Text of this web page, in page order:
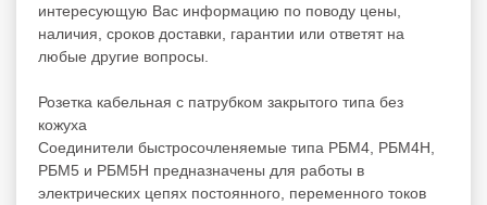
интересующую Вас информацию по поводу цены,
наличия, сроков доставки, гарантии или ответят на
любые другие вопросы.
Розетка кабельная с патрубком закрытого типа без
кожуха
Соединители быстросочленяемые типа РБМ4, РБМ4Н,
РБМ5 и РБМ5Н предназначены для работы в
электрических цепях постоянного, переменного токов